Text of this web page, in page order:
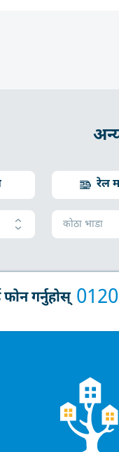
रेल
कोठा भाडा
फोन गर्नुहोस्